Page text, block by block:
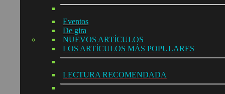
Eventos
De gira
NUEVOS ARTÍCULOS
LOS ARTÍCULOS MÁS POPULARES
LECTURA RECOMENDADA